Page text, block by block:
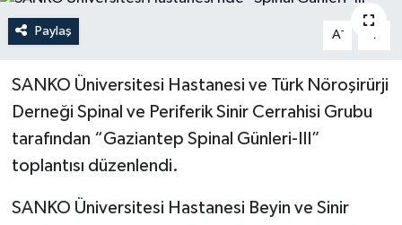
Paylaş A- A
SANKO Üniversitesi Hastanesi ve Türk Nöroşirürji
Derneği Spinal ve Periferik Sinir Cerrahisi Grubu
tarafından “Gaziantep Spinal Günleri-III”
toplantısı düzenlendi.
SANKO Üniversitesi Hastanesi Beyin ve Sinir
Politika
Sağlık
Spor
Teknoloji